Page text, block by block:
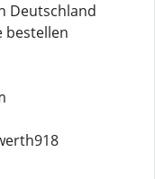
Deutschland
bestellen